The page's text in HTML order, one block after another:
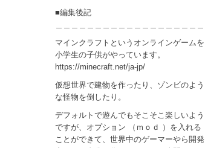
■編集後記
マインクラフトというオンラインゲームを
小学生の子供がやっています。
https://minecraft.net/ja-jp/
仮想世界で建物を作ったり、ゾンビのよう
な怪物を倒したり。
デフォルトで遊んでもそこそこ楽しいよう
ですが、オプション （ｍｏｄ ）を入れる
ことができて、世界中のゲーマーやら開発